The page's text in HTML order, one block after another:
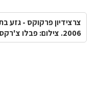
צרצידיון פרקוקס -
2006. צילום: פבלו צ'רקסקי